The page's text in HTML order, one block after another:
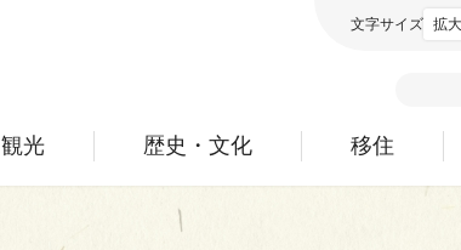
観光 歴史・文化 移住
文字サイズ 拡大